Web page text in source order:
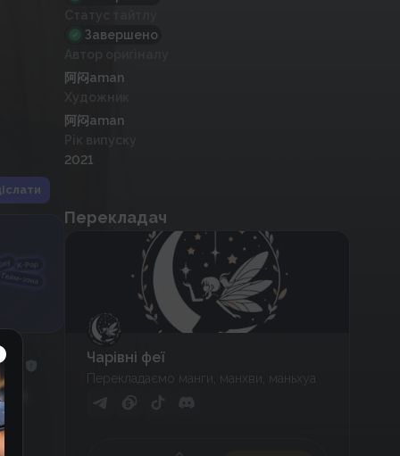
Завершено
Автор оригіналу
阿闷aman
Художник
阿闷aman
Рік випуску
2021
Перекладач
Чарівні феї
Перекладаємо манги, манхви, маньхуа